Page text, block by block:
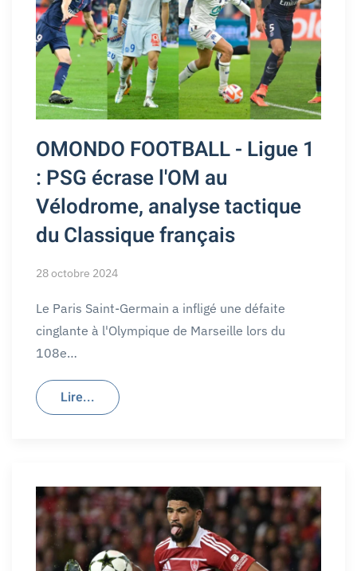
OMONDO FOOTBALL - Ligue 1
: PSG écrase l'OM au
Vélodrome, analyse tactique
du Classique français
28 octobre 2024
Le Paris Saint-Germain a infligé une défaite
cinglante à l'Olympique de Marseille lors du
108e…
Lire...